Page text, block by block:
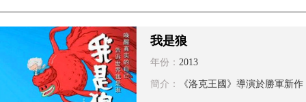
我是狼
年份： 2013
簡介： 《洛克王國》導演於勝軍新